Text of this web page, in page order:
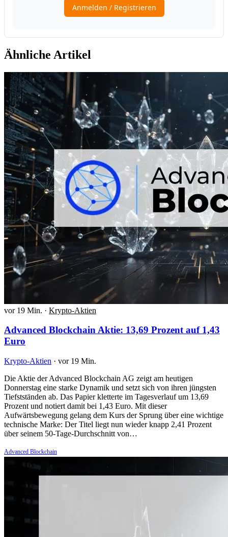
Ähnliche Artikel
vor 19 Min. · Krypto-Aktien
Advanced Blockchain Aktie: 13,69 Prozent auf 1,43
Euro
Krypto-Aktien · vor 19 Min.
Die Aktie der Advanced Blockchain AG zeigt am heutigen
Donnerstag eine starke Dynamik und setzt sich von ihren jüngsten
Tiefstständen ab. Das Papier kletterte im Tagesverlauf um 13,69
Prozent und notiert damit bei 1,43 Euro. Mit dieser
Aufwärtsbewegung gelang dem Kurs der Sprung über eine wichtige
technische Marke: Der Titel liegt nun wieder knapp 2,41 Prozent
über seinem 50-Tage-Durchschnitt von…
Advanced Blockchain